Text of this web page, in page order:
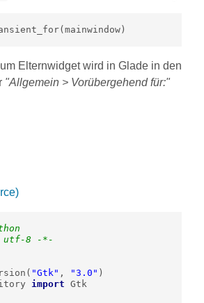
(mainwindow)
Elternwidget wird in Glade in den
"Allgemein > Vorübergehend für:"
utf-8 -*-
( "Gtk" , "3.0" )
import Gtk